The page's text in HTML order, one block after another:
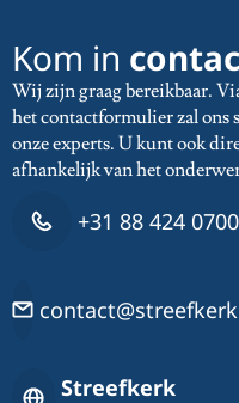
Kom in
Wij zijn graag bereikbaar.
het contactformulier zal ons
onze experts. U kunt ook
afhankelijk van het
+31 88 424 0700
Streefkerk